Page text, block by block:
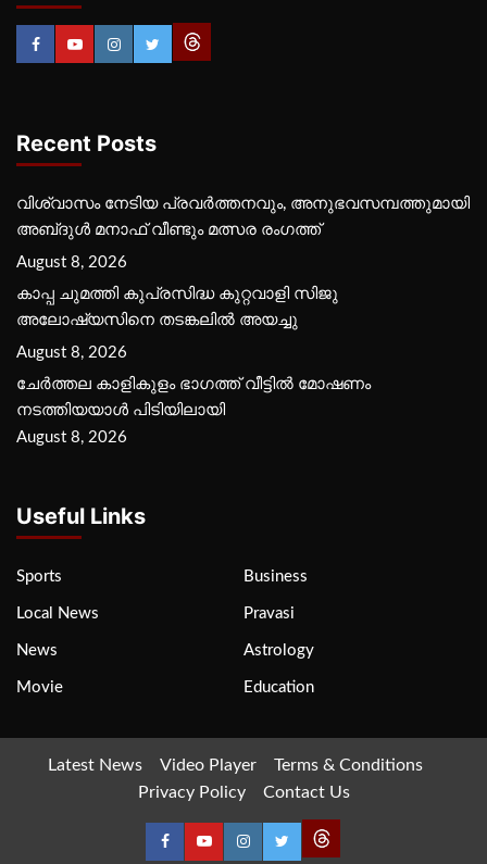
Recent Posts
വിശ്വാസം നേടിയ പ്രവർത്തനവും, അനുഭവസമ്പത്തുമായി
അബ്‌ദുൾ മനാഫ് വീണ്ടും മത്സര രംഗത്ത്
August 8, 2026
കാപ്പ ചുമത്തി കുപ്രസിദ്ധ കുറ്റവാളി സിജു
അലോഷ്യസിനെ തടങ്കലിൽ അയച്ചു
August 8, 2026
ചേർത്തല കാളികുളം ഭാഗത്ത് വീട്ടിൽ മോഷണം
നടത്തിയയാൾ പിടിയിലായി
August 8, 2026
Useful Links
Sports Business
Local News Pravasi
News Astrology
Movie Education
Latest News Video Player
Terms & Conditions
Privacy Policy
Contact Us